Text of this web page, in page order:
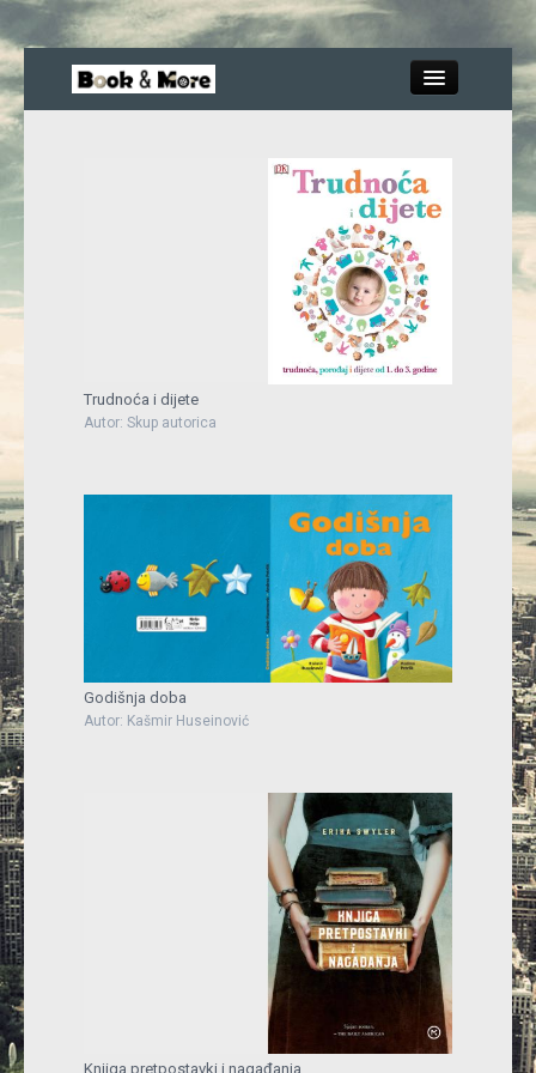
More
Trudnoća i dijete
Autor: Skup autorica
Godišnja doba
Autor: Kašmir Huseinović
Knjiga pretpostavki i nagađanja